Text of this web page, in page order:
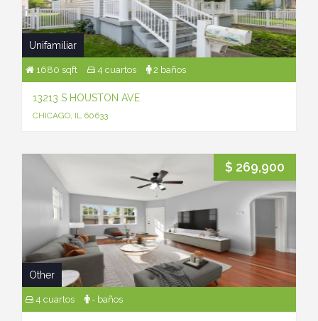
Unifamiliar
1680 sqft 4 cuartos 2 baños
13213 S HOUSTON AVE
CHICAGO, IL 60633
$ 269,900
Other
4 cuartos - baños